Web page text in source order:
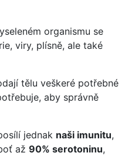
organismu se
viry, plísně, ale také
tělu veškeré potřebné
aby správně
jednak naši imunitu,
až 90% serotoninu,